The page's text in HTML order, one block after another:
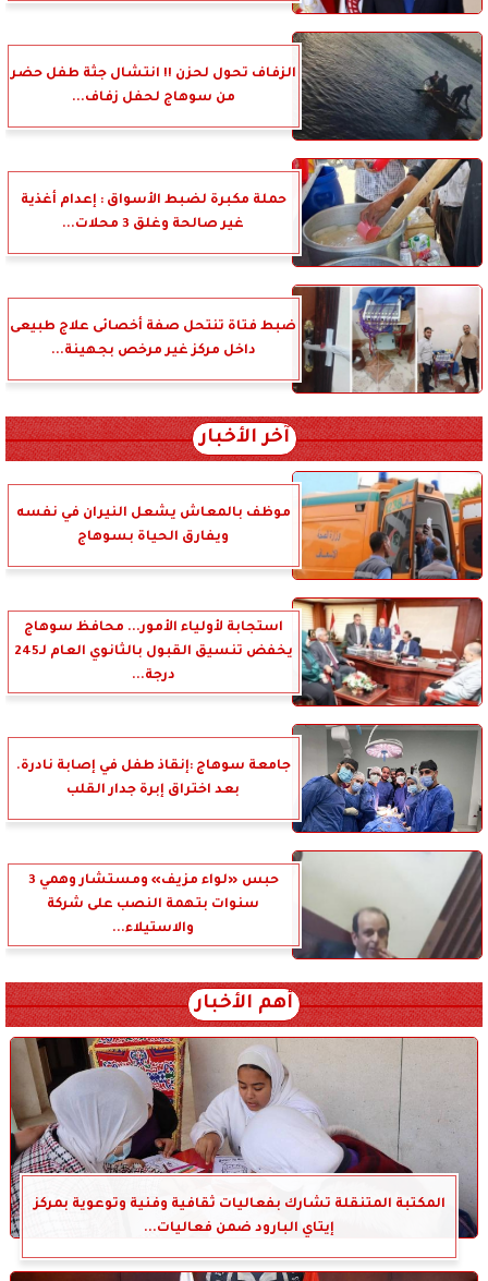
الزفاف تحول لحزن !! انتشال جثة طفل حضر
من سوهاج لحفل زفاف...
حملة مكبرة لضبط الأسواق : إعدام أغذية
غير صالحة وغلق 3 محلات...
ضبط فتاة تنتحل صفة أخصائى علاج طبيعى
داخل مركز غير مرخص بجهينة...
آخر الأخبار
موظف بالمعاش يشعل النيران في نفسه
ويفارق الحياة بسوهاج
استجابة لأولياء الأمور... محافظ سوهاج
يخفض تنسيق القبول بالثانوي العام لـ245
درجة...
جامعة سوهاج :إنقاذ طفل في إصابة نادرة.
بعد اختراق إبرة جدار القلب
حبس «لواء مزيف» ومستشار وهمي 3
سنوات بتهمة النصب على شركة
والاستيلاء...
أهم الأخبار
المكتبة المتنقلة تشارك بفعاليات ثقافية وفنية وتوعوية بمركز
إيتاي البارود ضمن فعاليات...